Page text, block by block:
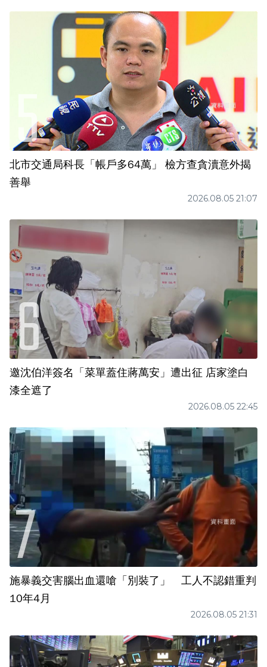
北市交通局科長「帳戶多64萬」 檢方查貪瀆意外揭
善舉
2026.08.05 21:07
邀沈伯洋簽名「菜單蓋住蔣萬安」遭出征 店家塗白
漆全遮了
2026.08.05 22:45
施暴義交害腦出血還嗆「別裝了」 工人不認錯重判
10年4月
2026.08.05 21:31